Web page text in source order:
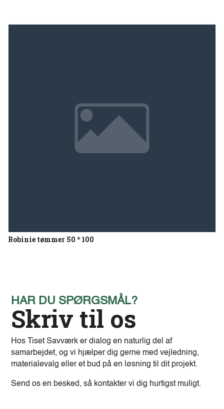
Robinie tømmer 50 * 100
HAR DU SPØRGSMÅL?
Skriv til os
Hos Tiset Savværk er dialog en naturlig del af
samarbejdet, og vi hjælper dig gerne med vejledning,
materialevalg eller et bud på en løsning til dit projekt.
Send os en besked, så kontakter vi dig hurtigst muligt.